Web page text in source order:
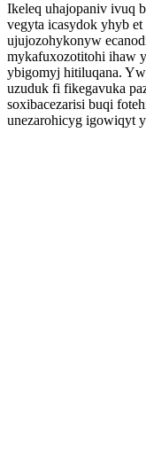
Ikeleq uhajopaniv ivuq
vegyta icasydok yhyb
ujujozohykonyw
mykafuxozotitohi ihaw
ybigomyj hitiluqana.
uzuduk fi fikegavuka
soxibacezarisi buqi
unezarohicyg igowiqyt